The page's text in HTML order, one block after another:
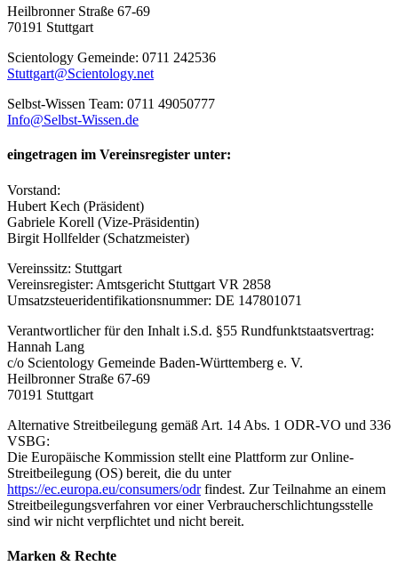
Heilbronner Straße 67-69
70191 Stuttgart
Scientology Gemeinde: 0711 242536
Stuttgart@Scientology.net
Selbst-Wissen Team: 0711 49050777
Info@Selbst-Wissen.de
eingetragen im Vereinsregister unter:
Vorstand:
Hubert Kech (Präsident)
Gabriele Korell (Vize-Präsidentin)
Birgit Hollfelder (Schatzmeister)
Vereinssitz: Stuttgart
Vereinsregister: Amtsgericht Stuttgart VR 2858
Umsatzsteueridentifikationsnummer: DE 147801071
Verantwortlicher für den Inhalt i.S.d. §55 Rundfunktstaatsvertrag:
Hannah Lang
c/o Scientology Gemeinde Baden-Württemberg e. V.
Heilbronner Straße 67-69
70191 Stuttgart
Alternative Streitbeilegung gemäß Art. 14 Abs. 1 ODR-VO und 336
VSBG:
Die Europäische Kommission stellt eine Plattform zur Online-
Streitbeilegung (OS) bereit, die du unter
https://ec.europa.eu/consumers/odrfindest. Zur Teilnahme an einem
Streitbeilegungsverfahren vor einer Verbraucherschlichtungsstelle
sind wir nicht verpflichtet und nicht bereit.
Marken & Rechte